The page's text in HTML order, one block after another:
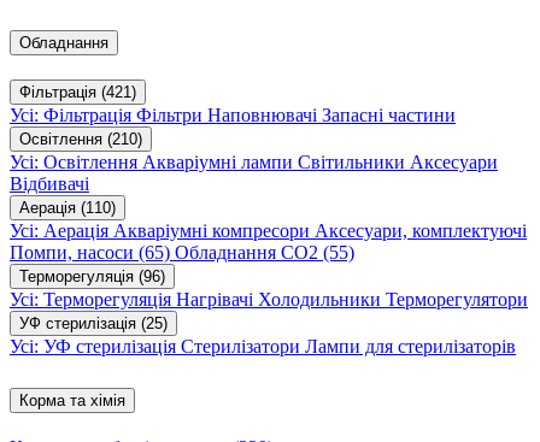
Обладнання
Фільтрація (421)
Усі: Фільтрація Фільтри Наповнювачі Запасні частини
Освітлення (210)
Усі: Освітлення Акваріумні лампи Світильники Аксесуари
Відбивачі
Аерація (110)
Усі: Аерація Акваріумні компресори Аксесуари, комплектуючі
Помпи, насоси (65) Обладнання CO2 (55)
Терморегуляція (96)
Усі: Терморегуляція Нагрівачі Холодильники Терморегулятори
УФ стерилізація (25)
Усі: УФ стерилізація Стерилізатори Лампи для стерилізаторів
Корма та хімія